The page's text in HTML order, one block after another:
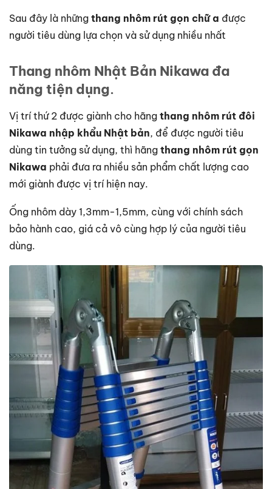
Sau đây là những thang nhôm rút gọn chữ a được
người tiêu dùng lựa chọn và sử dụng nhiều nhất
Thang nhôm Nhật Bản Nikawa đa
năng tiện dụng.
Vị trí thứ 2 được giành cho hãng thang nhôm rút đôi
Nikawa nhập khẩu Nhật bản, để được người tiêu
dùng tin tưởng sử dụng, thì hãng thang nhôm rút gọn
Nikawa phải đưa ra nhiều sản phẩm chất lượng cao
mới giành được vị trí hiện nay.
Ống nhôm dày 1,3mm-1,5mm, cùng với chính sách
bảo hành cao, giá cả vô cùng hợp lý của người tiêu
dùng.